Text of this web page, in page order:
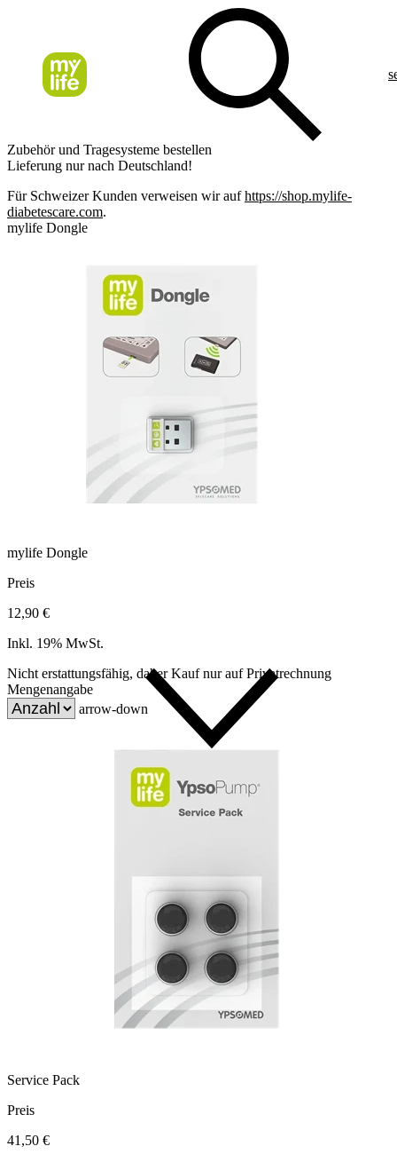
Zubehör und Tragesysteme bestellen
Lieferung nur nach Deutschland!
Für Schweizer Kunden verweisen wir aufhttps://shop.mylife-
diabetescare.com.
mylife Dongle
mylife Dongle
Preis
12,90 €
Inkl. 19% MwSt.
Nicht erstattungsfähig, daher Kauf nur auf Privatrechnung
Mengenangabe
arrow-down
Service Pack
Preis
41,50 €